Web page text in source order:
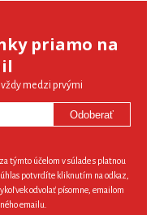
priamo na
medzi prvými
Odoberať
týmto účelom v súlade s platnou
potvrdíte kliknutím na odkaz,
odvolať písomne, emailom
emailu.